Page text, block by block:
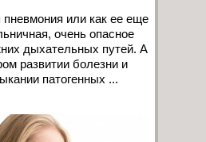
пневмония или как ее еще
очень опасное
дыхательных путей. А
развитии болезни и
патогенных ...